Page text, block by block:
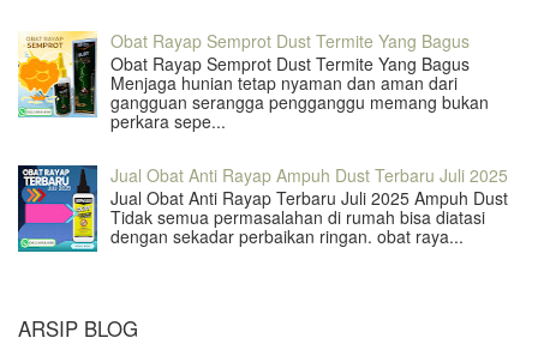
Obat Rayap Semprot Dust Termite Yang Bagus
Obat Rayap Semprot Dust Termite Yang Bagus
Menjaga hunian tetap nyaman dan aman dari
gangguan serangga pengganggu memang bukan
perkara sepe...
Jual Obat Anti Rayap Ampuh Dust Terbaru Juli 2025
Jual Obat Anti Rayap Terbaru Juli 2025 Ampuh Dust
Tidak semua permasalahan di rumah bisa diatasi
dengan sekadar perbaikan ringan. obat raya...
ARSIP BLOG